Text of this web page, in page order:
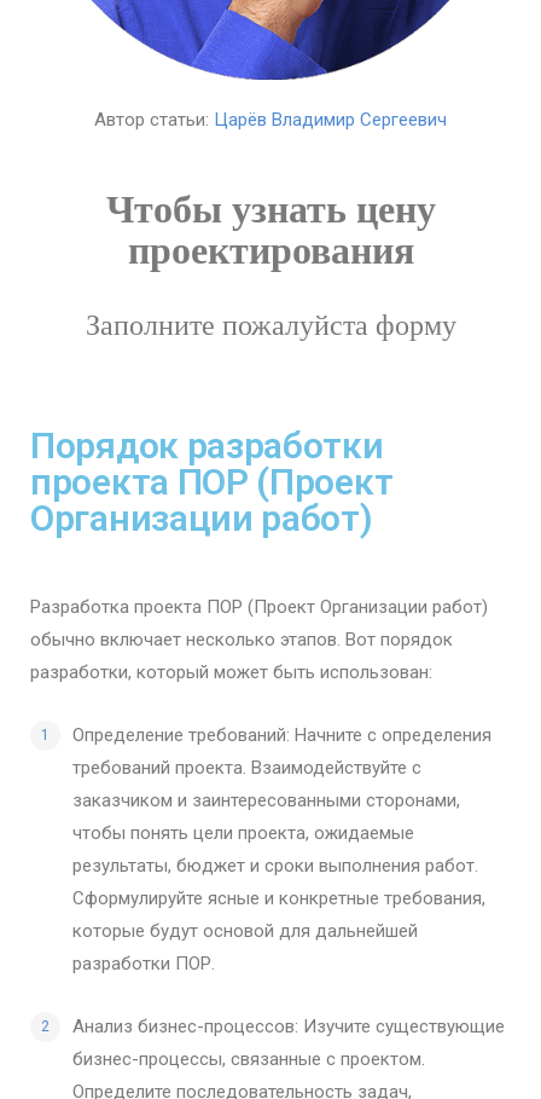
Автор статьи: Царёв Владимир Сергеевич
Чтобы узнать цену
проектирования
Заполните пожалуйста форму
Порядок разработки
проекта ПОР (Проект
Организации работ)
Разработка проекта ПОР (Проект Организации работ)
обычно включает несколько этапов. Вот порядок
разработки, который может быть использован:
Определение требований: Начните с определения
требований проекта. Взаимодействуйте с
заказчиком и заинтересованными сторонами,
чтобы понять цели проекта, ожидаемые
результаты, бюджет и сроки выполнения работ.
Сформулируйте ясные и конкретные требования,
которые будут основой для дальнейшей
разработки ПОР.
Анализ бизнес-процессов: Изучите существующие
бизнес-процессы, связанные с проектом.
Определите последовательность задач,